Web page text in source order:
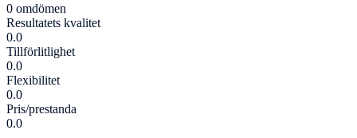
0 omdömen
Resultatets kvalitet
0.0
Tillförlitlighet
0.0
Flexibilitet
0.0
Pris/prestanda
0.0